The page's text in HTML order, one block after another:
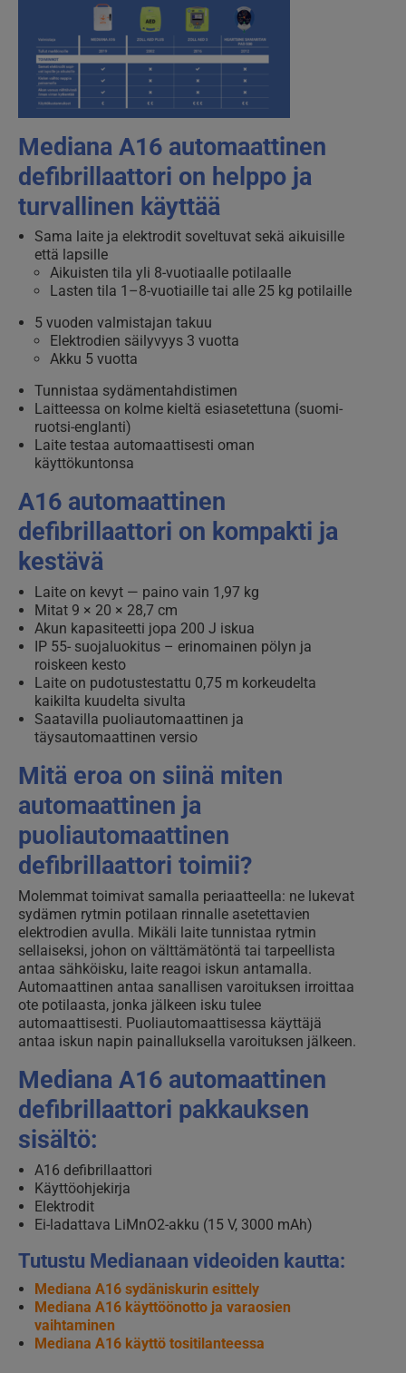
Mediana A16 automaattinen
defibrillaattori on helppo ja
turvallinen käyttää
Sama laite ja elektrodit soveltuvat sekä aikuisille
että lapsille
Aikuisten tila yli 8-vuotiaalle potilaalle
Lasten tila 1–8-vuotiaille tai alle 25 kg potilaille
5 vuoden valmistajan takuu
Elektrodien säilyvyys 3 vuotta
Akku 5 vuotta
Tunnistaa sydämentahdistimen
Laitteessa on kolme kieltä esiasetettuna (suomi-
ruotsi-englanti)
Laite testaa automaattisesti oman
käyttökuntonsa
A16 automaattinen
defibrillaattori on kompakti ja
kestävä
Laite on kevyt — paino vain 1,97 kg
Mitat 9 × 20 × 28,7 cm
Akun kapasiteetti jopa 200 J iskua
IP 55- suojaluokitus – erinomainen pölyn ja
roiskeen kesto
Laite on pudotustestattu 0,75 m korkeudelta
kaikilta kuudelta sivulta
Saatavilla puoliautomaattinen ja
täysautomaattinen versio
Mitä eroa on siinä miten
automaattinen ja
puoliautomaattinen
defibrillaattori toimii?
Molemmat toimivat samalla periaatteella: ne lukevat
sydämen rytmin potilaan rinnalle asetettavien
elektrodien avulla. Mikäli laite tunnistaa rytmin
sellaiseksi, johon on välttämätöntä tai tarpeellista
antaa sähköisku, laite reagoi iskun antamalla.
Automaattinen antaa sanallisen varoituksen irroittaa
ote potilaasta, jonka jälkeen isku tulee
automaattisesti. Puoliautomaattisessa käyttäjä
antaa iskun napin painalluksella varoituksen jälkeen.
Mediana A16 automaattinen
defibrillaattori pakkauksen
sisältö:
A16 defibrillaattori
Käyttöohjekirja
Elektrodit
Ei-ladattava LiMnO2-akku (15 V, 3000 mAh)
Tutustu Medianaan videoiden kautta:
Mediana A16 sydäniskurin esittely
Mediana A16 käyttöönotto ja varaosien
vaihtaminen
Mediana A16 käyttö tositilanteessa